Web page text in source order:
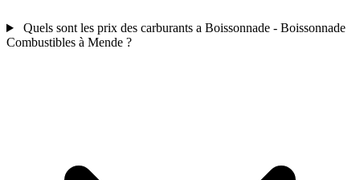
Quels sont les prix des carburants a Boissonnade - Boissonnade
Combustibles à Mende ?